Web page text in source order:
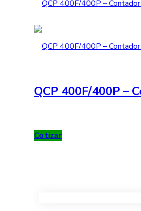
QCP 400F/400P –
Cotizar